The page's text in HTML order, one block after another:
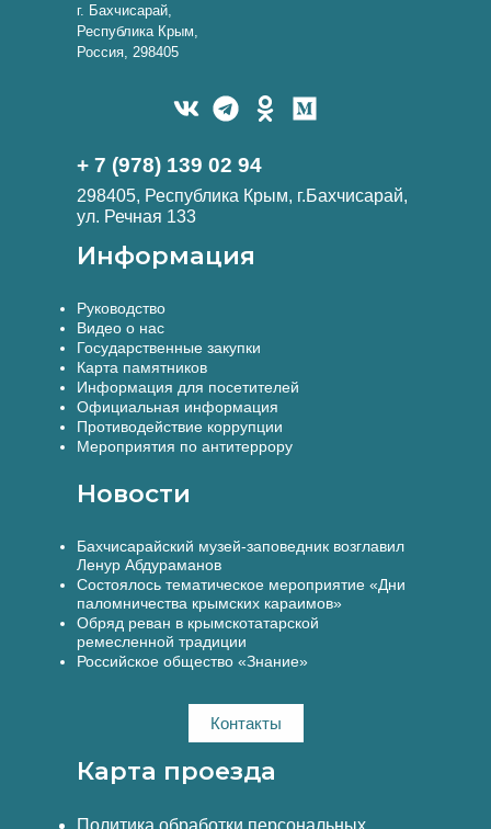
г. Бахчисарай,
Республика Крым,
Россия, 298405
+ 7 (978) 139 02 94
298405, Республика Крым, г.Бахчисарай,
ул. Речная 133
Информация
Руководство
Видео о нас
Государственные закупки
Карта памятников
Информация для посетителей
Официальная информация
Противодействие коррупции
Мероприятия по антитеррору
Новости
Бахчисарайский музей-заповедник возглавил
Ленур Абдураманов
Состоялось тематическое мероприятие «Дни
паломничества крымских караимов»
Обряд реван в крымскотатарской
ремесленной традиции
Российское общество «Знание»
Контакты
Карта проезда
Политика обработки персональных